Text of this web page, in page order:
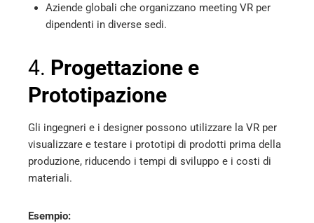
Aziende globali che organizzano meeting VR per
dipendenti in diverse sedi.
4. Progettazione e
Prototipazione
Gli ingegneri e i designer possono utilizzare la VR per
visualizzare e testare i prototipi di prodotti prima della
produzione, riducendo i tempi di sviluppo e i costi di
materiali.
Esempio: